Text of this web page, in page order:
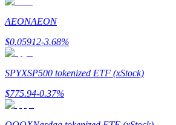
AEONAEON
$0.05912-3.68%
SPYXSP500 tokenized ETF (xStock)
$775.94-0.37%